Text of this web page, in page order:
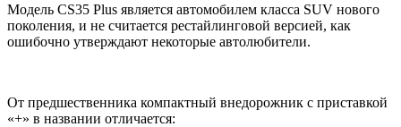
Модель CS35 Plus является автомобилем класса SUV нового
поколения, и не считается рестайлинговой версией, как
ошибочно утверждают некоторые автолюбители.
От предшественника компактный внедорожник с приставкой
«+» в названии отличается: